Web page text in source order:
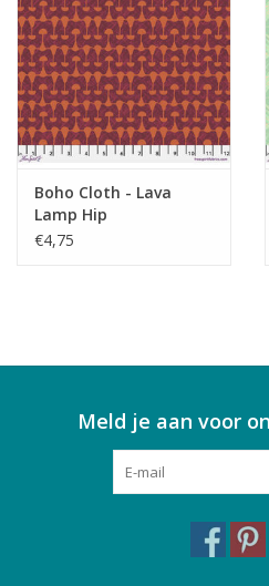
Boho Cloth - Lava
Lamp Hip
€4,75
Meld je aan voor